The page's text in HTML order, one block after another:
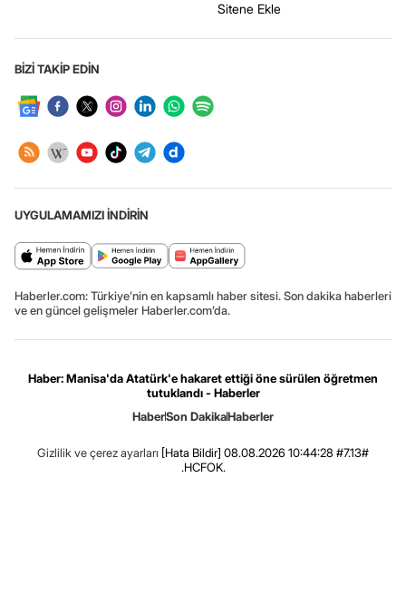
Sitene Ekle
BİZİ TAKİP EDİN
UYGULAMAMIZI İNDİRİN
Haberler.com: Türkiye’nin en kapsamlı haber sitesi. Son dakika haberleri
ve en güncel gelişmeler Haberler.com’da.
Haber: Manisa'da Atatürk'e hakaret ettiği öne sürülen öğretmen
tutuklandı - Haberler
HaberSon DakikaHaberler
Gizlilik ve çerez ayarları [Hata Bildir] 08.08.2026 10:44:28 #7.13#
.HCFOK.